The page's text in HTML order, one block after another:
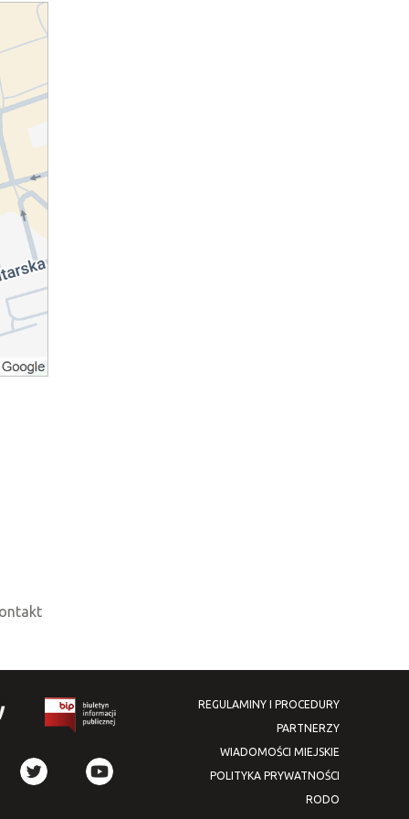
REGULAMINY I PROCEDURY
PARTNERZY
WIADOMOŚCI MIEJSKIE
POLITYKA PRYWATNOŚCI
RODO